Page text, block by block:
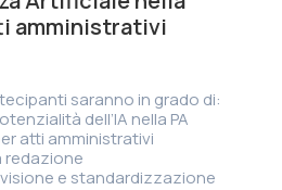
amministrativi
saranno in grado di:
dell’IA nella PA
atti amministrativi
redazione
e standardizzazione